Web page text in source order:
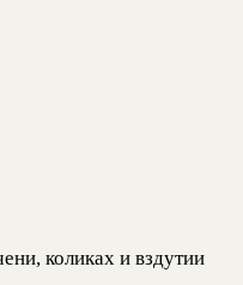
коликах и вздутии